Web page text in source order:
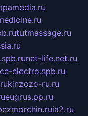
tutmassage.ru
net-life.net.ru
electro.spb.ru
kinzozo-ru.ru
eugrus.pp.ru
ia2.ru